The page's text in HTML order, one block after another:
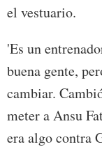
el vestuario.
'Es un
buena gente,
cambiar.
meter a Ansu
era algo contra